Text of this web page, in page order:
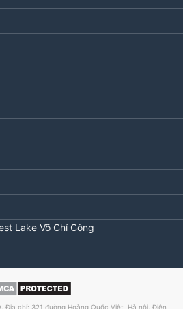
Lake Võ Chí Công
Địa chỉ: 321 đường Hoàng Quốc Việt, Hà nội. Điện